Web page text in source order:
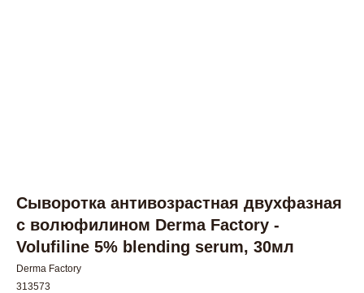
Сыворотка антивозрастная двухфазная
с волюфилином Derma Factory -
Volufiline 5% blending serum, 30мл
Derma Factory
313573